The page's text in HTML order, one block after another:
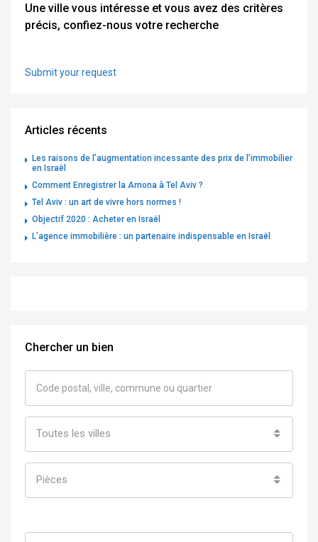
Une ville vous intéresse et vous avez des critères
précis, confiez-nous votre recherche
Submit your request
Articles récents
Les raisons de l’augmentation incessante des prix de l’immobilier
en Israël
Comment Enregistrer la Arnona à Tel Aviv ?
Tel Aviv : un art de vivre hors normes !
Objectif 2020 : Acheter en Israël
L’agence immobilière : un partenaire indispensable en Israël
Chercher un bien
Toutes les villes
Pièces